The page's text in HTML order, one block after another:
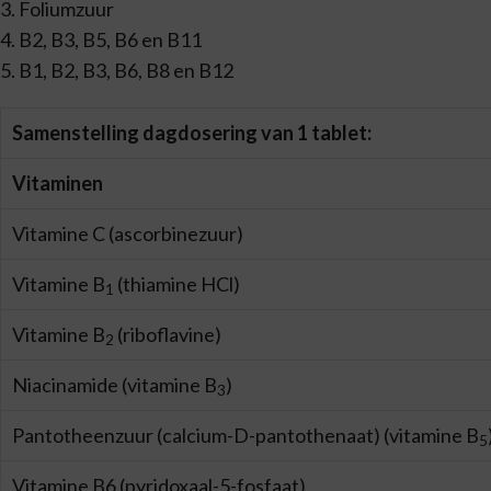
3. Foliumzuur
4. B2, B3, B5, B6 en B11
5. B1, B2, B3, B6, B8 en B12
Samenstelling dagdosering van 1 tablet:
Vitaminen
Vitamine C (ascorbinezuur)
Vitamine B1 (thiamine HCl)
Vitamine B2 (riboflavine)
Niacinamide (vitamine B3)
Pantotheenzuur (calcium-D-pantothenaat) (vitamine B5
Vitamine B6 (pyridoxaal-5-fosfaat)